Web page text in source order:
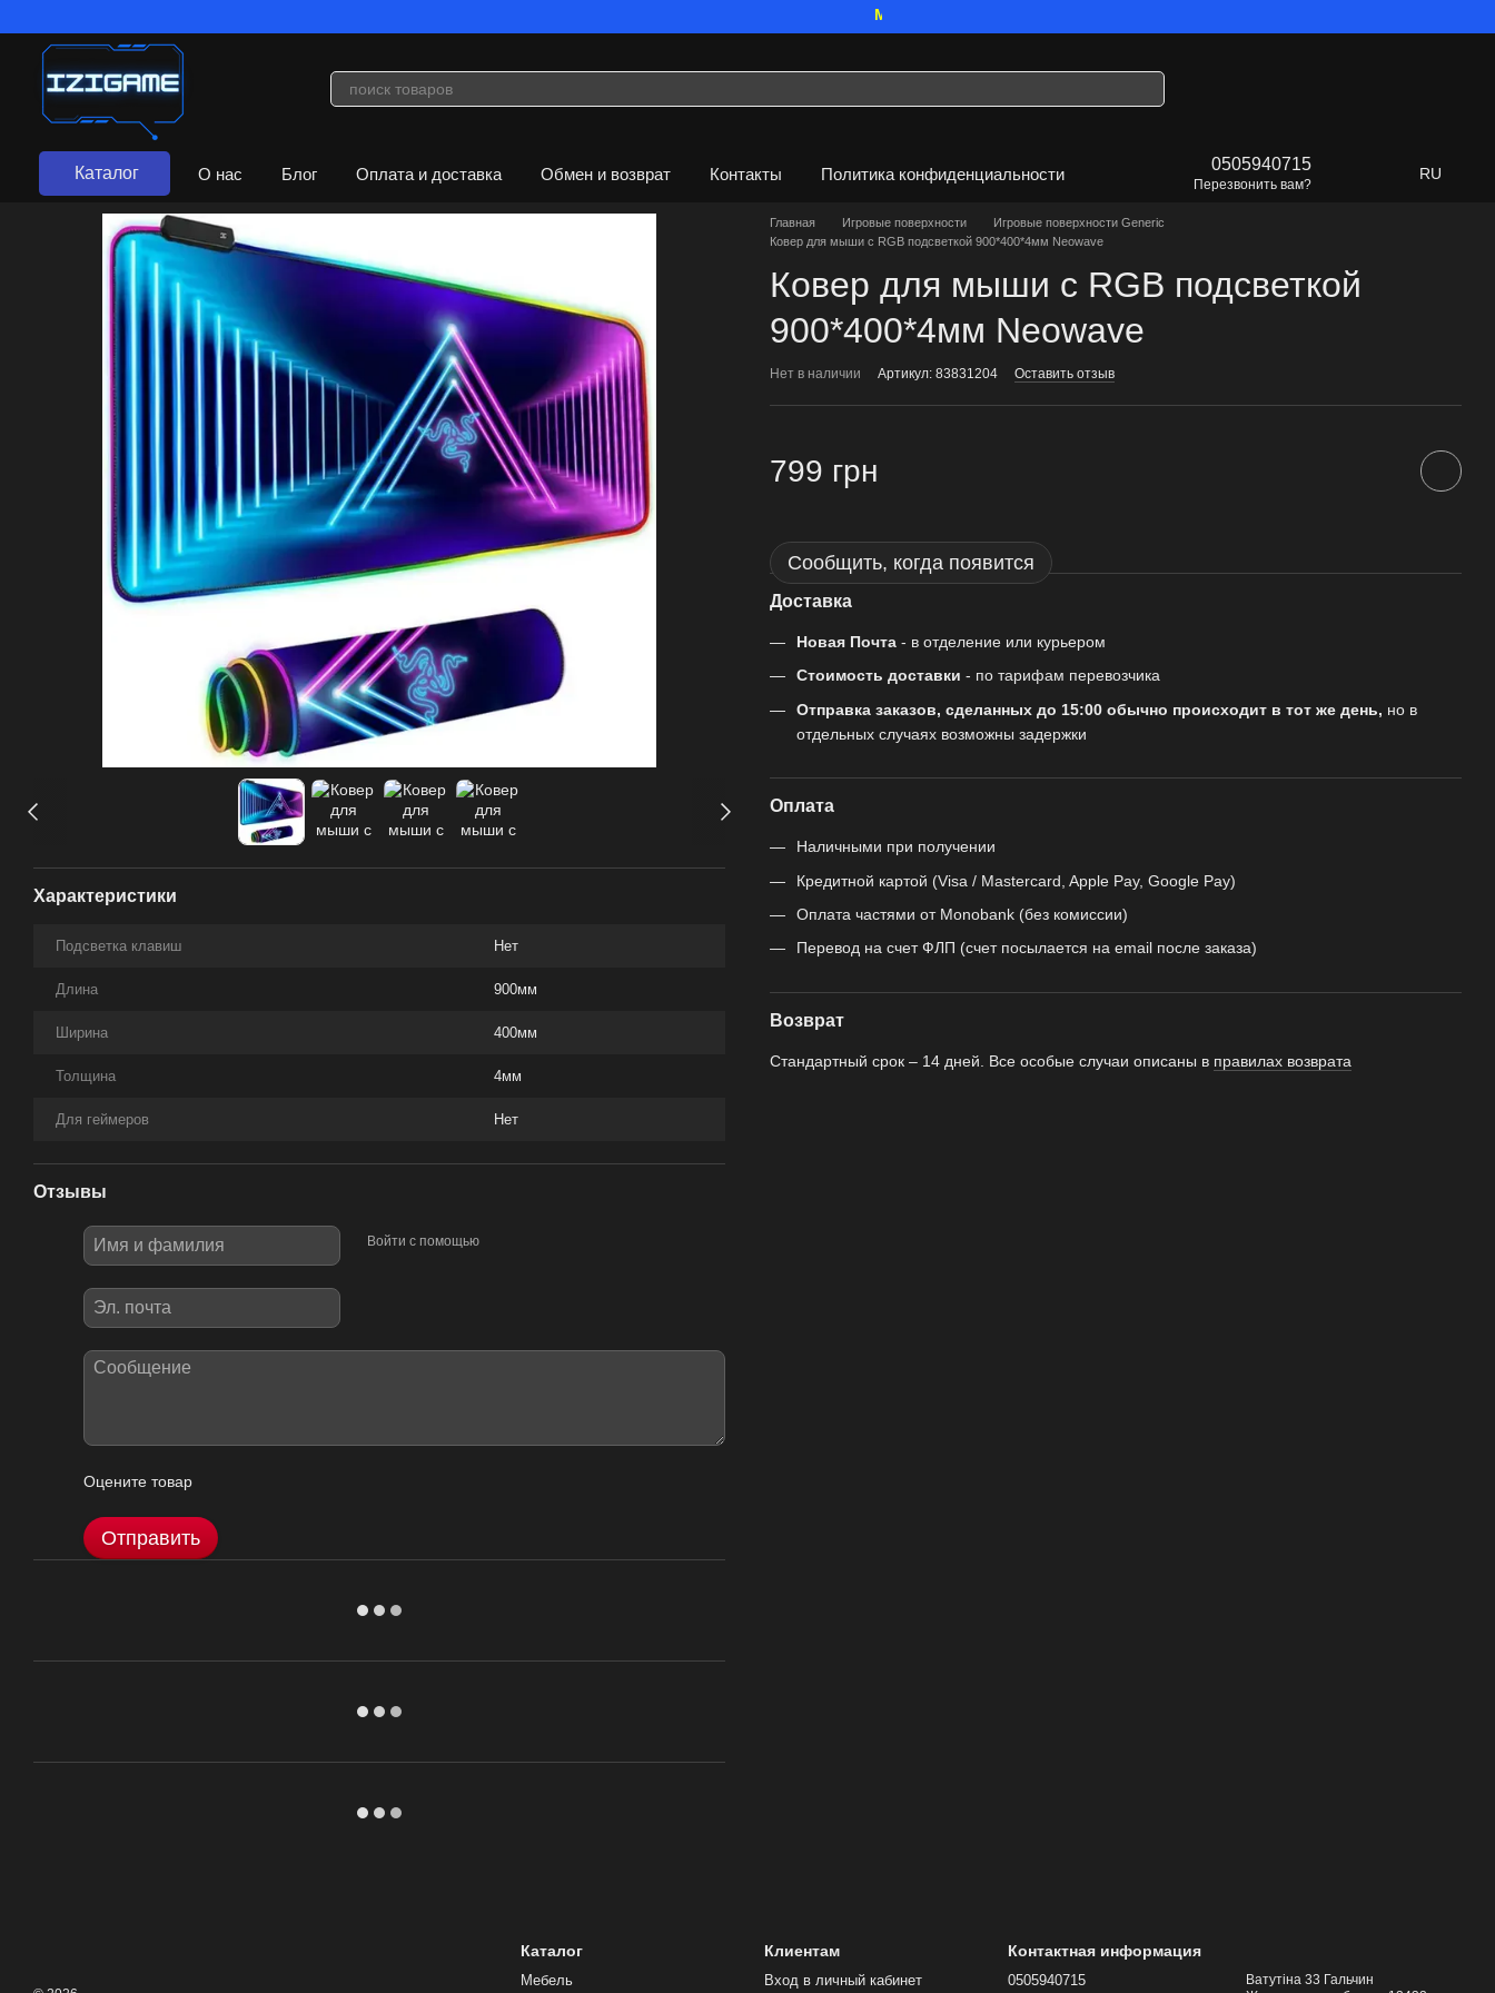
Мы работаем. Все будет Украина!
Каталог О нас Блог Оплата и доставка Обмен и возврат Контакты
Политика конфиденциальности
0505940715
Перезвонить вам?
RU
Характеристики
Подсветка клавиш Нет
Длина 900мм
Ширина 400мм
Толщина 4мм
Для геймеров Нет
Отзывы
Войти с помощью
Оцените товар
Отправить
Главная Игровые поверхности
Игровые поверхности Generic
Ковер для мыши с RGB подсветкой 900*400*4мм Neowave
Ковер для мыши с RGB подсветкой
900*400*4мм Neowave
Нет в наличии Артикул: 83831204 Оставить отзыв
799 грн
Сообщить, когда появится
Доставка
Новая Почта - в отделение или курьером
Стоимость доставки - по тарифам перевозчика
Отправка заказов, сделанных до 15:00 обычно происходит в тот же день, но в
отдельных случаях возможны задержки
Оплата
Наличными при получении
Кредитной картой (Visa / Mastercard, Apple Pay, Google Pay)
Оплата частями от Monobank (без комиссии)
Перевод на счет ФЛП (счет посылается на email после заказа)
Возврат
Стандартный срок – 14 дней. Все особые случаи описаны в правилах возврата
Каталог
Мебель
Клиентам
Вход в личный кабинет
Контактная информация
0505940715
Ватутіна 33 Гальчин